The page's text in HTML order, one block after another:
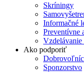
Skríningy
Informačné
Preventívne
Ako podporiť
Sponzorstvo